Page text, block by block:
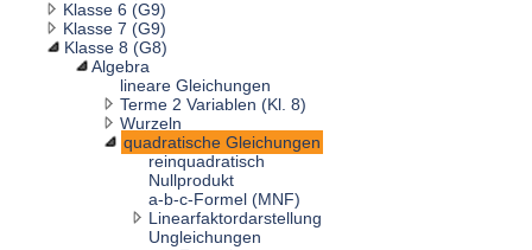
Klasse 6 (G9)
Klasse 7 (G9)
Klasse 8 (G8)
Algebra
lineare Gleichungen
Terme 2 Variablen (Kl. 8)
Wurzeln
quadratische Gleichungen
reinquadratisch
Nullprodukt
a-b-c-Formel (MNF)
Linearfaktordarstellung
Ungleichungen